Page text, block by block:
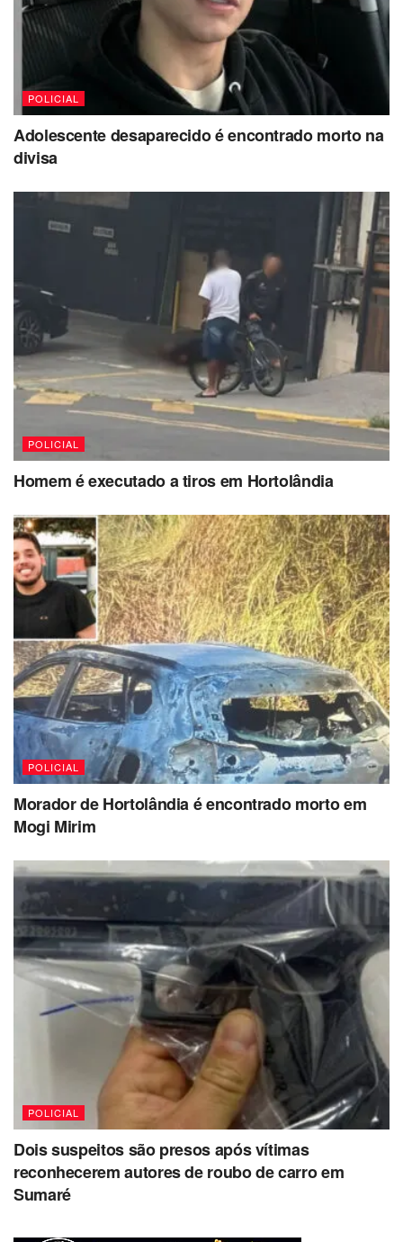
POLICIAL
Adolescente desaparecido é encontrado morto na
divisa
POLICIAL
Homem é executado a tiros em Hortolândia
POLICIAL
Morador de Hortolândia é encontrado morto em
Mogi Mirim
POLICIAL
Dois suspeitos são presos após vítimas
reconhecerem autores de roubo de carro em
Sumaré